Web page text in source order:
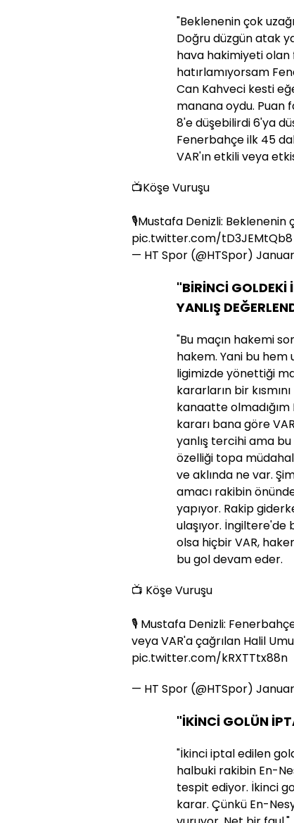
"Beklenenin çok
Doğru düzgün atak
hava hakimiyeti olan
hatırlamıyorsam
Can Kahveci kesti
manana oydu. Puan
8'e düşebilirdi 6'ya
Fenerbahçe ilk 45
VAR'ın etkili veya
📺Köşe Vuruşu
🎙️Mustafa Denizli: Beklenenin
pic.twitter.com/tD3JEMtQb8
— HT Spor (@HTSpor)
"BİRİNCİ GOLDEKİ
YANLIŞ
"Bu maçın hakemi
hakem. Yani bu
ligimizde yönettiği
kararların bir
kanaatte
kararı bana göre
yanlış tercihi ama
özelliği topa
ve aklında ne var.
amacı rakibin
yapıyor. Rakip
ulaşıyor.
olsa hiçbir VAR,
bu gol devam eder.
📺 Köşe Vuruşu
🎙️ Mustafa Denizli:
veya VAR'a çağrılan Halil
pic.twitter.com/kRXTTtx88n
— HT Spor (@HTSpor)
"İKİNCİ GOLÜN
"İkinci iptal edilen
halbuki rakibin En-
tespit ediyor. İkinci
karar. Çünkü En-